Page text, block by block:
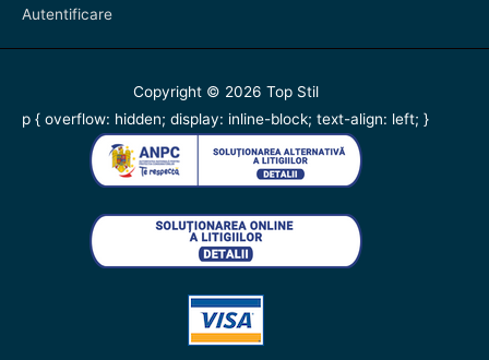
Autentificare
Copyright © 2026 Top Stil
p { overflow: hidden; display: inline-block; text-align: left; }